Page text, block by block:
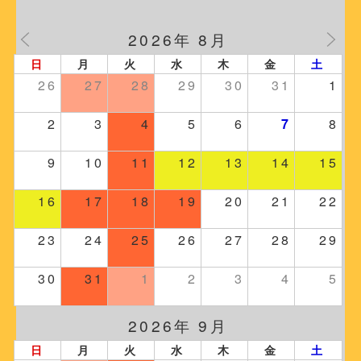
2026年 8月
日 月 火 水 木 金 土
26 27 28 29 30 31 1
2 3 4 5 6 7 8
9 10 11 12 13 14 15
16 17 18 19 20 21 22
23 24 25 26 27 28 29
30 31 1 2 3 4 5
2026年 9月
日 月 火 水 木 金 土